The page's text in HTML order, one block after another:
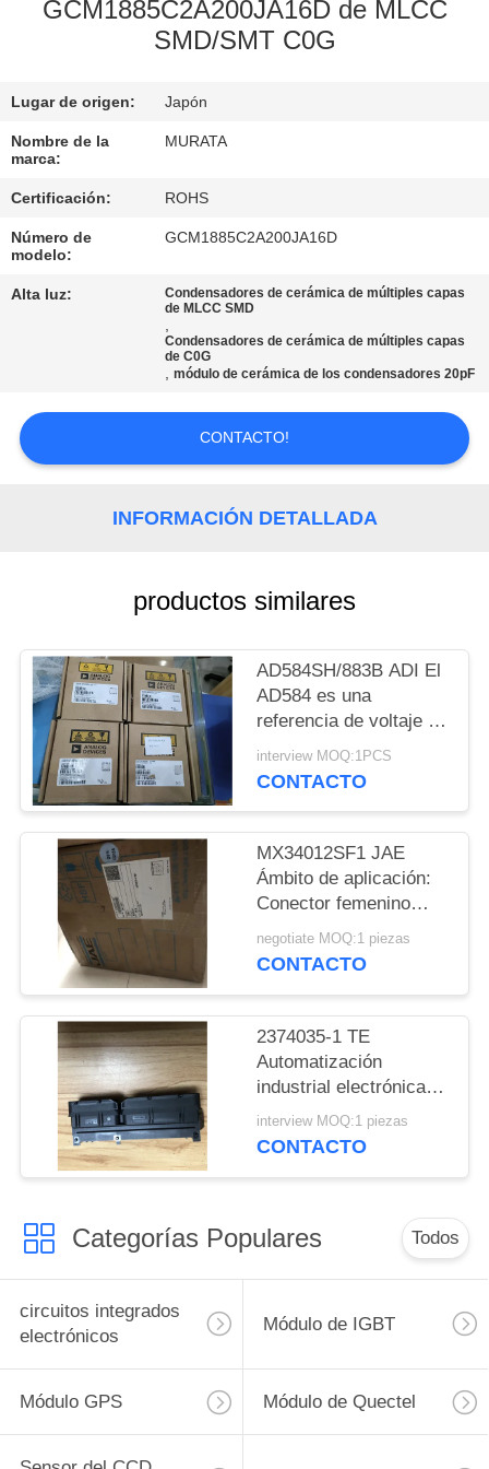
RECORRIDO
FÁBRICA
CONTROL
DE
CALIDAD
CONTACTA
NOTICIAS
POLÍTICAS
DE
PRIVACIDAD
GCM1885C2A200JA16D de MLCC
SMD/SMT C0G
Lugar de origen: Japón
Nombre de la
marca:
MURATA
Certificación: ROHS
Número de
modelo:
GCM1885C2A200JA16D
Alta luz:
Condensadores de cerámica de múltiples capas
de MLCC SMD
,
Condensadores de cerámica de múltiples capas
de C0G
,módulo de cerámica de los condensadores 20pF
CONTACTO!
INFORMACIÓN DETALLADA
productos similares
AD584SH/883B ADI El
AD584 es una
referencia de voltaje de
precisión de 8
terminales que ofrece
interview MOQ:1PCS
CONTACTO
MX34012SF1 JAE
Ámbito de aplicación:
Conector femenino
para vehículos
negotiate MOQ:1 piezas
CONTACTO
2374035-1 TE
Automatización
industrial electrónica
de consumo Equipos
médicos
interview MOQ:1 piezas
CONTACTO
Categorías Populares Todos
circuitos integrados
electrónicos
Módulo de IGBT
Módulo GPS Módulo de Quectel